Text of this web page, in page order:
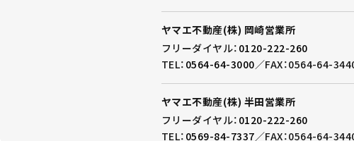
ヤマエ不動産(株) 岡崎営業所
フリーダイヤル： 0120-222-260
TEL： 0564-64-3000／FAX：0564-64-
ヤマエ不動産(株) 半田営業所
フリーダイヤル： 0120-222-260
TEL： 0569-84-7337／FAX：0564-64-